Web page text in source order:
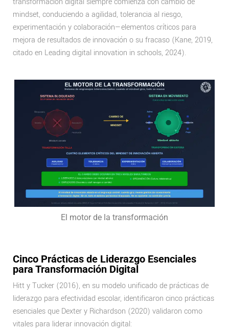
mindset, conduciendo a agilidad, tolerancia al riesgo,
experimentación y colaboración—elementos críticos para
mejora de resultados de innovación o su fracaso (Kane, 2019,
citado en Leading digital innovation in schools, 2024).
El motor de la transformación
Cinco Prácticas de Liderazgo Esenciales
para Transformación Digital
Hitt y Tucker (2016), en su modelo unificado de prácticas de
liderazgo para efectividad escolar, identificaron cinco prácticas
esenciales que Dexter y Richardson (2020) validaron como
vitales para liderar innovación digital: